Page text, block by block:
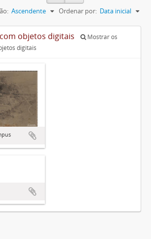
Ordenar por: Data inicial
Ascendente
objetos digitais
Mostrar os
digitais